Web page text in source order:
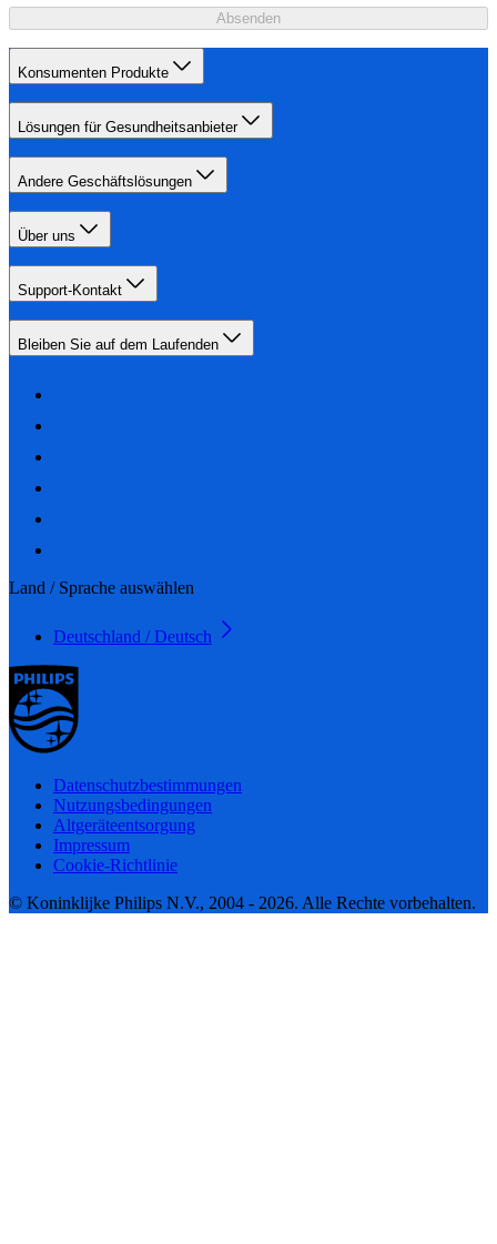
Absenden
Konsumenten Produkte
Lösungen für Gesundheitsanbieter
Andere Geschäftslösungen
Über uns
Support-Kontakt
Bleiben Sie auf dem Laufenden
Land / Sprache auswählen
Deutschland / Deutsch
Datenschutzbestimmungen
Nutzungsbedingungen
Altgeräteentsorgung
Impressum
Cookie-Richtlinie
© Koninklijke Philips N.V., 2004 - 2026. Alle Rechte vorbehalten.